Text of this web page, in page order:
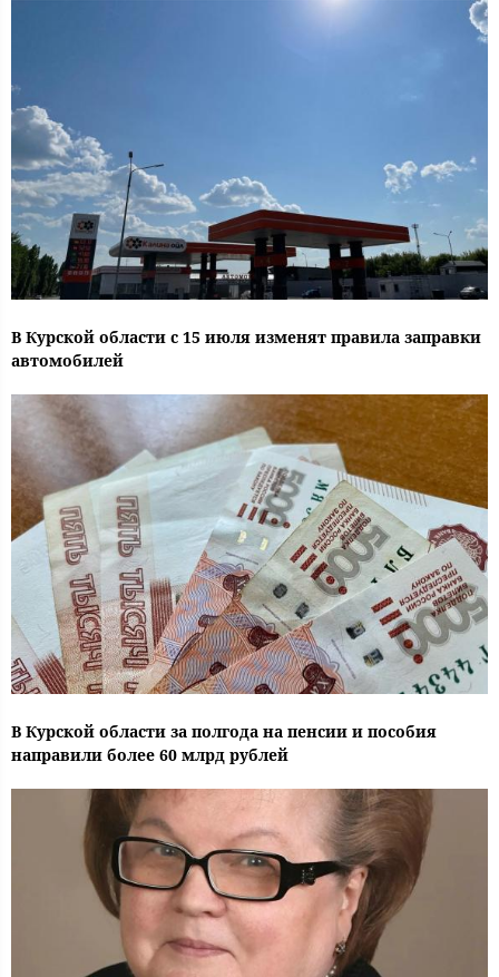
В Курской области с 15 июля изменят правила заправки
автомобилей
В Курской области за полгода на пенсии и пособия
направили более 60 млрд рублей